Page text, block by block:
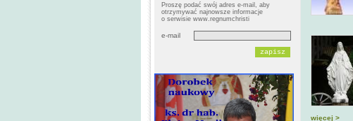
Proszę podać swój adres e-mail, aby
otrzymywać najnowsze informacje
o serwisie www.regnumchristi
e-mail
więcej >